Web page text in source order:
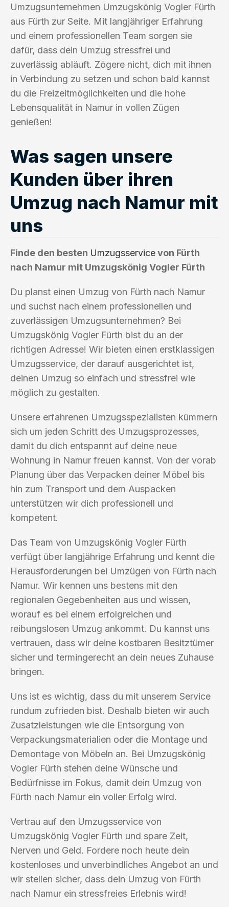
Umzugsunternehmen Umzugskönig Vogler Fürth
aus Fürth zur Seite. Mit langjähriger Erfahrung
und einem professionellen Team sorgen sie
dafür, dass dein Umzug stressfrei und
zuverlässig abläuft. Zögere nicht, dich mit ihnen
in Verbindung zu setzen und schon bald kannst
du die Freizeitmöglichkeiten und die hohe
Lebensqualität in Namur in vollen Zügen
genießen!
Was sagen unsere
Kunden über ihren
Umzug nach Namur mit
uns
Finde den besten Umzugsservicevon Fürth
nach Namur mit Umzugskönig Vogler Fürth
Du planst einen Umzug von Fürth nach Namur
und suchst nach einem professionellen und
zuverlässigen Umzugsunternehmen? Bei
Umzugskönig Vogler Fürth bist du an der
richtigen Adresse! Wir bieten einen erstklassigen
Umzugsservice, der darauf ausgerichtet ist,
deinen Umzug so einfach und stressfrei wie
möglich zu gestalten.
Unsere erfahrenen Umzugsspezialisten kümmern
sich um jeden Schritt des Umzugsprozesses,
damit du dich entspannt auf deine neue
Wohnung in Namur freuen kannst. Von der vorab
Planung über das Verpacken deiner Möbel bis
hin zum Transport und dem Auspacken
unterstützen wir dich professionell und
kompetent.
Das Team von Umzugskönig Vogler Fürth
verfügt über langjährige Erfahrung und kennt die
Herausforderungen bei Umzügen von Fürth nach
Namur. Wir kennen uns bestens mit den
regionalen Gegebenheiten aus und wissen,
worauf es bei einem erfolgreichen und
reibungslosen Umzug ankommt. Du kannst uns
vertrauen, dass wir deine kostbaren Besitztümer
sicher und termingerecht an dein neues Zuhause
bringen.
Uns ist es wichtig, dass du mit unserem Service
rundum zufrieden bist. Deshalb bieten wir auch
Zusatzleistungen wie die Entsorgung von
Verpackungsmaterialien oder die Montage und
Demontage von Möbeln an. Bei Umzugskönig
Vogler Fürth stehen deine Wünsche und
Bedürfnisse im Fokus, damit dein Umzug von
Fürth nach Namur ein voller Erfolg wird.
Vertrau auf den Umzugsservice von
Umzugskönig Vogler Fürth und spare Zeit,
Nerven und Geld. Fordere noch heute dein
kostenloses und unverbindliches Angebot an und
wir stellen sicher, dass dein Umzug von Fürth
nach Namur ein stressfreies Erlebnis wird!